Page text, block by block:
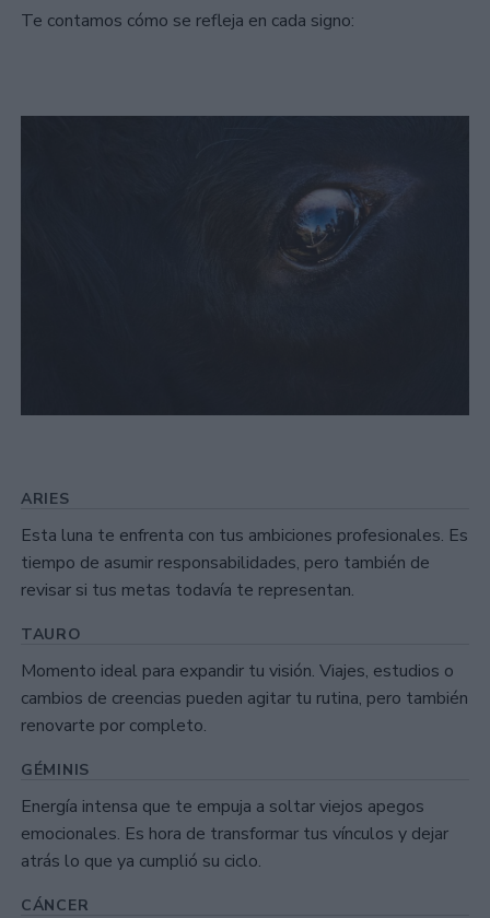
Te contamos cómo se refleja en cada signo:
ARIES
Esta luna te enfrenta con tus ambiciones profesionales. Es
tiempo de asumir responsabilidades, pero también de
revisar si tus metas todavía te representan.
TAURO
Momento ideal para expandir tu visión. Viajes, estudios o
cambios de creencias pueden agitar tu rutina, pero también
renovarte por completo.
GÉMINIS
Energía intensa que te empuja a soltar viejos apegos
emocionales. Es hora de transformar tus vínculos y dejar
atrás lo que ya cumplió su ciclo.
CÁNCER